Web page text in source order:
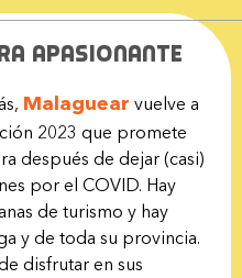
apasionante
Malaguear vuelve a
2023 que promete
después de dejar (casi)
por el COVID. Hay
de turismo y hay
y de toda su provincia.
disfrutar en sus